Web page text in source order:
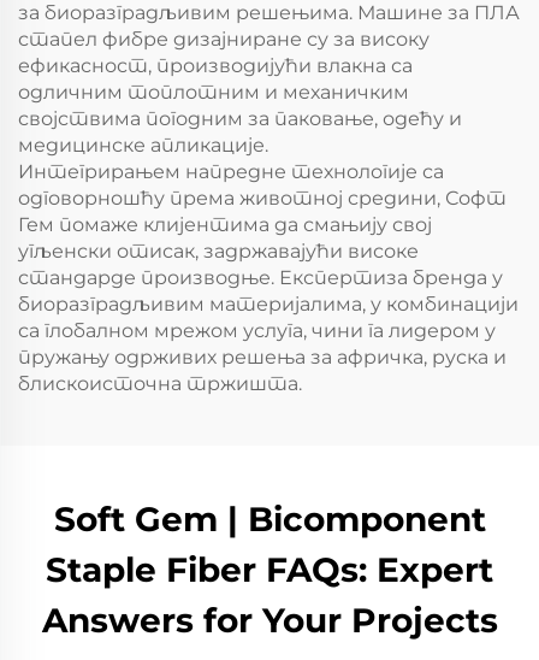
за биоразградљивим решењима. Машине за ПЛА
стапел фибре дизајниране су за високу
ефикасност, производијући влакна са
одличним топлотним и механичким
својствима погодним за паковање, одећу и
медицинске апликације.
Интегрирањем напредне технологије са
одговорношћу према животној средини, Софт
Гем помаже клијентима да смањију свој
угљенски отисак, задржавајући високе
стандарде производње. Експертиза бренда у
биоразградљивим материјалима, у комбинацији
са глобалном мрежом услуга, чини га лидером у
пружању одрживих решења за афричка, руска и
блискоисточна тржишта.
Soft Gem | Bicomponent
Staple Fiber FAQs: Expert
Answers for Your Projects